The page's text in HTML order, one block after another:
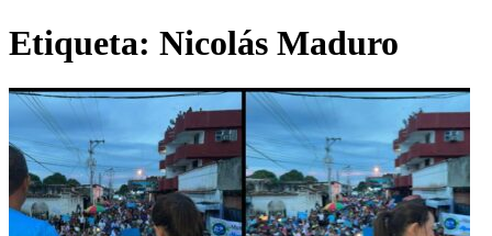
Etiqueta: Nicolás Maduro